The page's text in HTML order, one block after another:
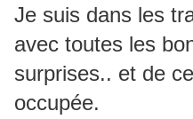
Je suis dans les
avec toutes les
surprises.. et de
occupée.